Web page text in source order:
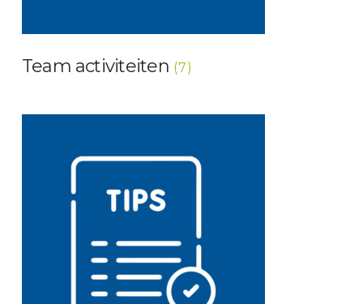
Team activiteiten (7)